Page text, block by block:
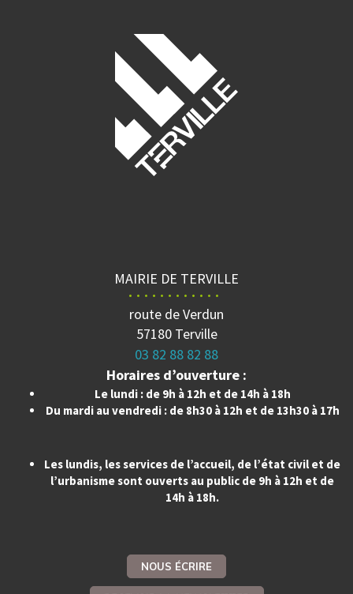
MAIRIE DE TERVILLE
route de Verdun
57180 Terville
03 82 88 82 88
Horaires d’ouverture :
Le lundi : de 9h à 12h et de 14h à 18h
Du mardi au vendredi : de 8h30 à 12h et de 13h30 à 17h
Les lundis, les services de l’accueil, de l’état civil et de
l’urbanisme sont ouverts au public de 9h à 12h et de
14h à 18h.
NOUS ÉCRIRE